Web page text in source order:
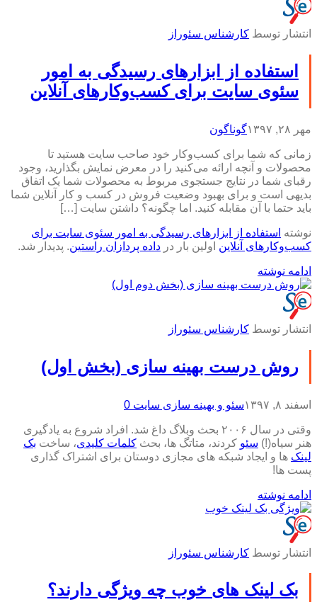
انتشار توسط کارشناس سئوراز
استفاده از ابزارهای رسیدگی به امور
سئوی سایت برای کسب‌وکارهای آنلاین
مهر ۲۸, ۱۳۹۷ گوناگون
زمانی که شما برای کسب‌وکار خود صاحب سایت هستید تا
محصولات و آنچه ارائه می‌کنید را در معرض نمایش بگذارید، وجود
رقبای شما در نتایج جستجوی مربوط به محصولات شما یک اتفاق
بدیهی است و برای بهبود وضعیت فروش در کسب و کار آنلاین شما
باید حتما با آن مقابله کنید. اما چگونه؟ داشتن سایت […]
نوشته استفاده از ابزارهای رسیدگی به امور سئوی سایت برای
کسب‌وکارهای آنلاین اولین بار در داده پردازان راستین. پدیدار شد.
ادامه نوشته
انتشار توسط کارشناس سئوراز
روش درست بهینه سازی (بخش اول)
اسفند ۸, ۱۳۹۷ سئو و بهینه سازی سایت
وقتی در سال ۲۰۰۶ بحث وبلاگ داغ شد. افراد شروع به یادگیری
هنر سیاه(!) سئو کردند، متاتگ ها، بحث کلمات کلیدی، ساخت بک
لینک ها و ایجاد شبکه های مجازی دوستان برای اشتراک گذاری
پست ها!
ادامه نوشته
انتشار توسط کارشناس سئوراز
بک لینک های خوب چه ویژگی دارند؟